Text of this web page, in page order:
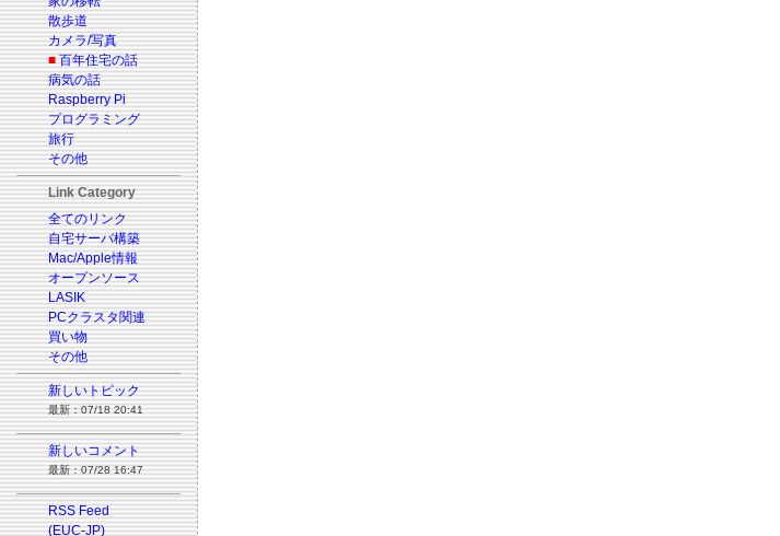
散歩道
カメラ/写真
■ 百年住宅の話
病気の話
Raspberry Pi
プログラミング
旅行
その他
Link Category
全てのリンク
自宅サーバ構築
Mac/Apple情報
オープンソース
LASIK
PCクラスタ関連
買い物
その他
新しいトピック
最新：07/18 20:41
新しいコメント
最新：07/28 16:47
RSS Feed
(EUC-JP)